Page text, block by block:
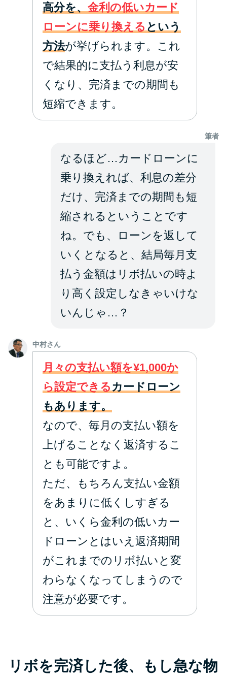
高分を、 金利の低いカード
ローンに乗り換える という
方法が挙げられます。これ
で結果的に支払う利息が安
くなり、完済までの期間も
短縮できます。
筆者
なるほど…カードローンに
乗り換えれば、利息の差分
だけ、完済までの期間も短
縮されるということです
ね。でも、ローンを返して
いくとなると、結局毎月支
払う金額はリボ払いの時よ
り高く設定しなきゃいけな
いんじゃ…？
中村さん
月々の支払い額を¥1,000か
ら設定できる カードローン
もあります。
なので、毎月の支払い額を
上げることなく返済するこ
とも可能ですよ。
ただ、もちろん支払い金額
をあまりに低くしすぎる
と、いくら金利の低いカー
ドローンとはいえ返済期間
がこれまでのリボ払いと変
わらなくなってしまうので
注意が必要です。
リボを完済した後、もし急な物